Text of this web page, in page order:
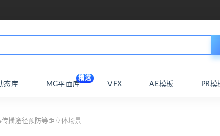
态库 MG平面库
精选
VFX AE模板 PR模
传播途径预防等距立体场景